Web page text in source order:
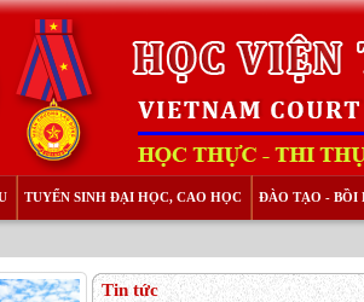
TUYỂN SINH ĐẠI HỌC, CAO HỌC ĐÀO TẠO - BỒI
Tin tức